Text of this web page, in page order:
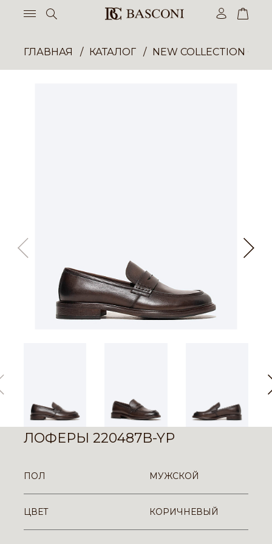
ГЛАВНАЯ КАТАЛОГ NEW COLLECTION
ЛОФЕРЫ 220487B-YP
ПОЛ МУЖСКОЙ
ЦВЕТ КОРИЧНЕВЫЙ